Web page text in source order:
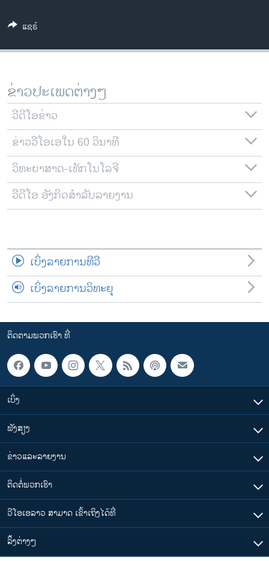
ວິທະຍາສາດ-ເທັກໂນໂລຈີ
ທຸລະກິດ
ວີດີໂອ
ສຽງ
ລາຍການກະຈາຍສຽງ
ພາສາຕ່າງໆ
ແຊຣ໌
ຂ່າວປະເພດຕ່າງໆ
ວີດີໂອຂ່າວ
ຂ່າວວີໂອເອໃນ 60 ວິນາທີ
ວິທະຍາສາດ-ເທັກໂນໂລຈີ
ວີດີໂອ ອັງກິດສຳລັບລາຍງານ
ເບິ່ງລາຍການທີວີ
ເບິ່ງລາຍການວິທະຍຸ
ຕິດຕາມພວກເຮົາ ທີ່
ເບິ່ງ
ຟັງສຽງ
ຂ່າວແລະລາຍງານ
ຕິດຕໍ່ພວກເຮົາ
ວີໂອເອລາວ ສາມາດ ເຂົ້າເຖິງໄດ້ທີ່
​ລິ້ງ​ຕ່າງໆ